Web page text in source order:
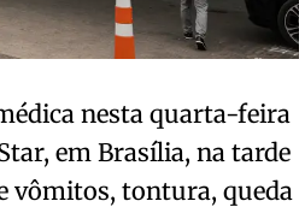
nesta quarta-feira
em Brasília, na tarde
vômitos, tontura, queda